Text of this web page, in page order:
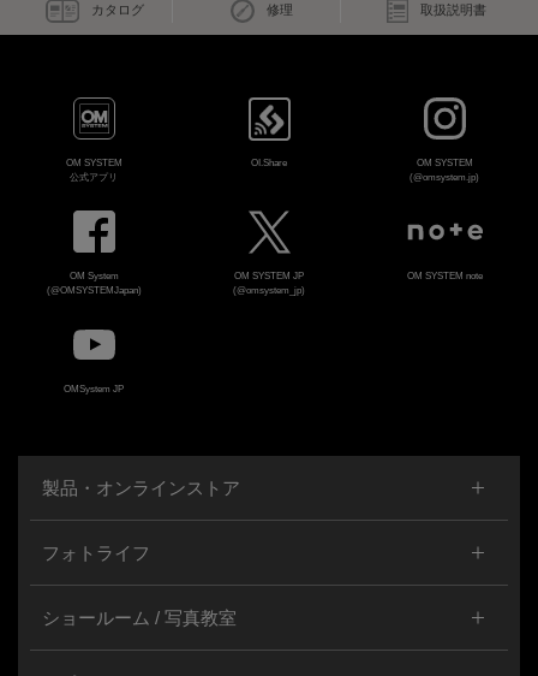
カタログ 修理 取扱説明書
OM SYSTEM
公式アプリ
OI.Share
OM SYSTEM
(@omsystem.jp)
OM System
(@OMSYSTEMJapan)
OM SYSTEM JP
(@omsystem_jp)
OM SYSTEM note
OMSystem JP
製品・オンラインストア
フォトライフ
ショールーム / 写真教室